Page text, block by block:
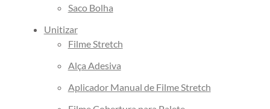
Fita de Arquear PET
Selo para Fita de Arquear
Preço da Fita Gomada
Preço da Fita Gomada
Saco Bolha
Unitizar
Filme Stretch
Alça Adesiva
Aplicador Manual de Filme Stretch